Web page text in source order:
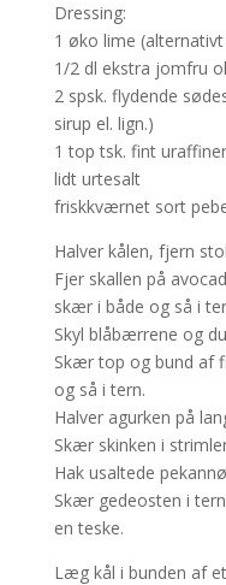
Dressing:
1 øko lime
1/2 dl ekstra jomfru
2 spsk. flydende
sirup el. lign.)
1 top tsk. fint
lidt urtesalt
friskkværnet sort
Halver kålen, fjern
Fjer skallen på
skær i både og så i
Skyl blåbærrene og
Skær top og bund af
og så i tern.
Halver agurken på
Skær skinken i
Hak usaltede
Skær gedeosten i
en teske.
Læg kål i bunden af